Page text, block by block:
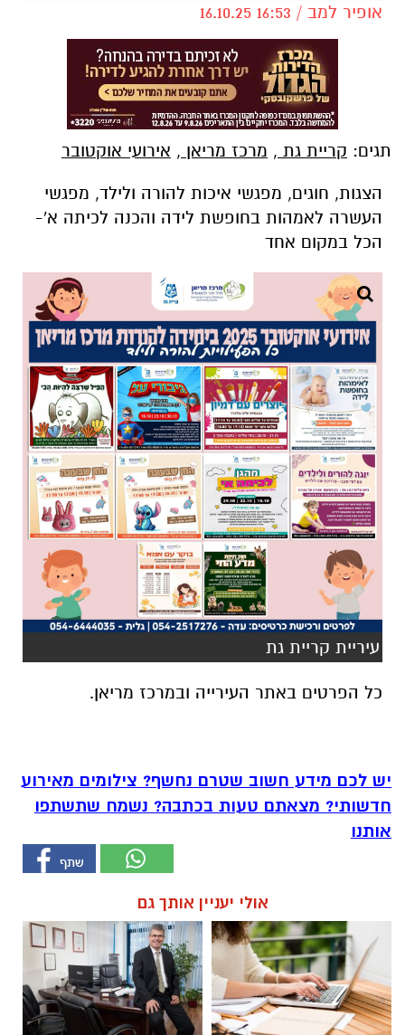
אופיר למב / 16:53 16.10.25
תגים: קריית גת , מרכז מריאן , אירועי אוקטובר
הצגות, חוגים, מפגשי איכות להורה ולילד, מפגשי
העשרה לאמהות בחופשת לידה והכנה לכיתה א'-
הכל במקום אחד
עיריית קריית גת
כל הפרטים באתר העירייה ובמרכז מריאן.
יש לכם מידע חשוב שטרם נחשף? צילומים מאירוע
חדשותי? מצאתם טעות בכתבה? נשמח שתשתפו
אותנו
אולי יעניין אותך גם